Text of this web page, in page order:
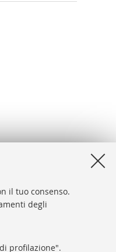
il tuo consenso.
degli
profilazione".